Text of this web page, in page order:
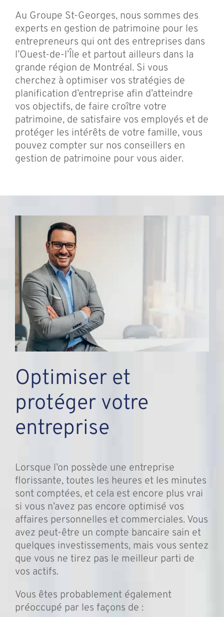
Au Groupe St-Georges, nous sommes des
experts en gestion de patrimoine pour les
entrepreneurs qui ont des entreprises dans
l’Ouest-de-l’Île et partout ailleurs dans la
grande région de Montréal. Si vous
cherchez à optimiser vos stratégies de
planification d’entreprise afin d’atteindre
vos objectifs, de faire croître votre
patrimoine, de satisfaire vos employés et de
protéger les intérêts de votre famille, vous
pouvez compter sur nos conseillers en
gestion de patrimoine pour vous aider.
Optimiser et
protéger votre
entreprise
Lorsque l’on possède une entreprise
florissante, toutes les heures et les minutes
sont comptées, et cela est encore plus vrai
si vous n’avez pas encore optimisé vos
affaires personnelles et commerciales. Vous
avez peut-être un compte bancaire sain et
quelques investissements, mais vous sentez
que vous ne tirez pas le meilleur parti de
vos actifs.
Vous êtes probablement également
préoccupé par les façons de :